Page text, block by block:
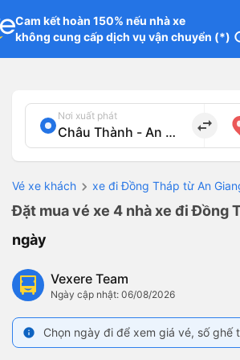
Cam kết hoàn 150% nếu nhà xe
không cung cấp dịch vụ vận chuyển (*)
Nơi xuất phát
import_export
Vé xe khách xe đi Đồng Tháp từ An
Đặt mua vé xe 4 nhà xe đi Đồng
ngày
Vexere Team
Ngày cập nhật: 06/08/2026
info Chọn ngày đi để xem giá vé, số